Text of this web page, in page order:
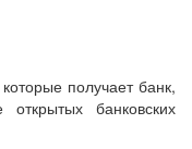
получает банк,
банковских